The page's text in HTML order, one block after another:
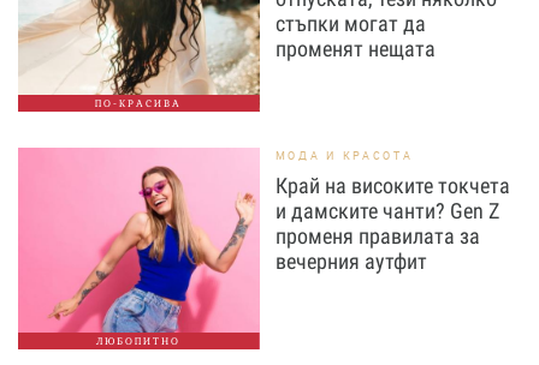
ПО-КРАСИВА
стъпки могат да
променят нещата
ЛЮБОПИТНО
МОДА И КРАСОТА
Край на високите токчета
и дамските чанти? Gen Z
променя правилата за
вечерния аутфит